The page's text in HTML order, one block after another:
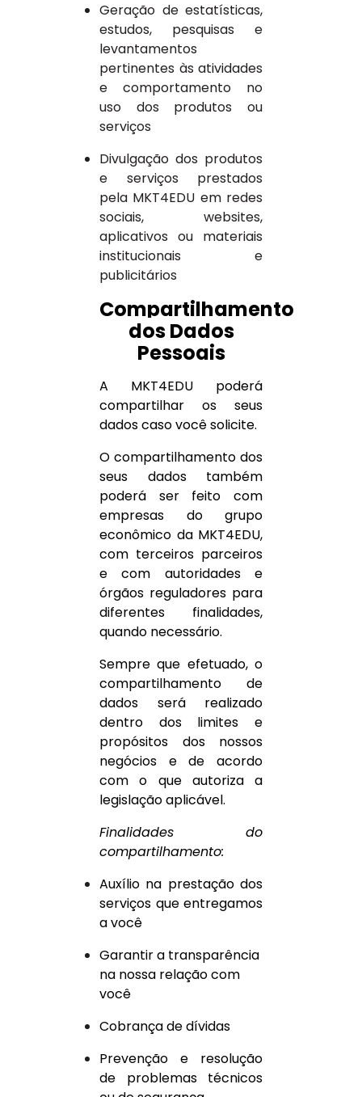
Geração de estatísticas,
estudos, pesquisas e
levantamentos
pertinentes às atividades
e comportamento no
uso dos produtos ou
serviços
Divulgação dos produtos
e serviços prestados
pela MKT4EDU em redes
sociais, websites,
aplicativos ou materiais
institucionais e
publicitários
Compartilhamento
dos Dados
Pessoais
A MKT4EDU poderá
compartilhar os seus
dados caso você solicite.
O compartilhamento dos
seus dados também
poderá ser feito com
empresas do grupo
econômico da MKT4EDU,
com terceiros parceiros
e com autoridades e
órgãos reguladores para
diferentes finalidades,
quando necessário.
Sempre que efetuado, o
compartilhamento de
dados será realizado
dentro dos limites e
propósitos dos nossos
negócios e de acordo
com o que autoriza a
legislação aplicável.
Finalidades do
compartilhamento:
Auxílio na prestação dos
serviços que entregamos
a você
Garantir a transparência
na nossa relação com
você
Cobrança de dívidas
Prevenção e resolução
de problemas técnicos